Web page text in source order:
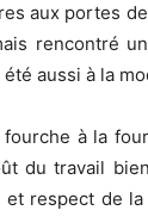
aux portes
rencontré
été aussi à la
à la
du travail
respect de